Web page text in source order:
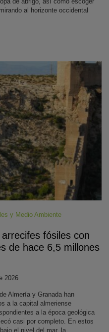
al horizonte occidental
y Medio Ambiente
fósiles con
de hace 6,5 millones
2026
Almería y Granada han
a la capital almeriense
a la época geológica
casi por completo. En estos
el nivel del mar, la